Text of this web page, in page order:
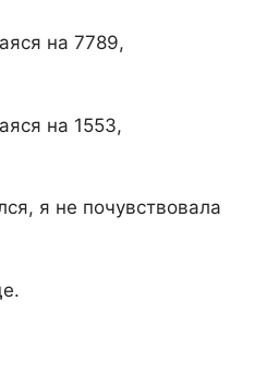
на 7789,
на 1553,
я не почувствовала